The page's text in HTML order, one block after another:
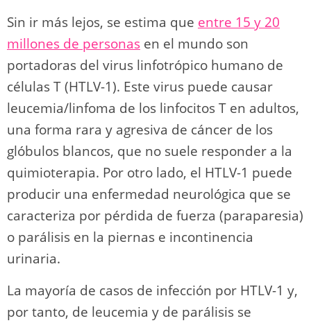
Sin ir más lejos, se estima que entre 15 y 20
millones de personas en el mundo son
portadoras del virus linfotrópico humano de
células T (HTLV-1). Este virus puede causar
leucemia/linfoma de los linfocitos T en adultos,
una forma rara y agresiva de cáncer de los
glóbulos blancos, que no suele responder a la
quimioterapia. Por otro lado, el HTLV-1 puede
producir una enfermedad neurológica que se
caracteriza por pérdida de fuerza (paraparesia)
o parálisis en la piernas e incontinencia
urinaria.
La mayoría de casos de infección por HTLV-1 y,
por tanto, de leucemia y de parálisis se